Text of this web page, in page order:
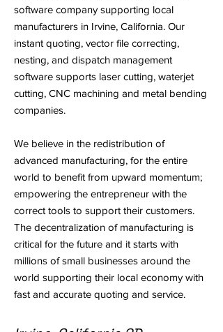
software company supporting local
manufacturers in Irvine, California. Our
instant quoting, vector file correcting,
nesting, and dispatch management
software supports laser cutting, waterjet
cutting, CNC machining and metal bending
companies.
We believe in the redistribution of
advanced manufacturing, for the entire
world to benefit from upward momentum;
empowering the entrepreneur with the
correct tools to support their customers.
The decentralization of manufacturing is
critical for the future and it starts with
millions of small businesses around the
world supporting their local economy with
fast and accurate quoting and service.